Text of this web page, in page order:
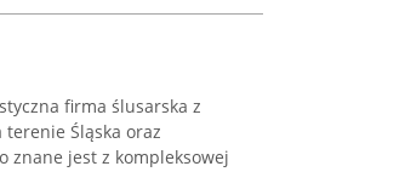
firma ślusarska z
Śląska oraz
znane jest z kompleksowej